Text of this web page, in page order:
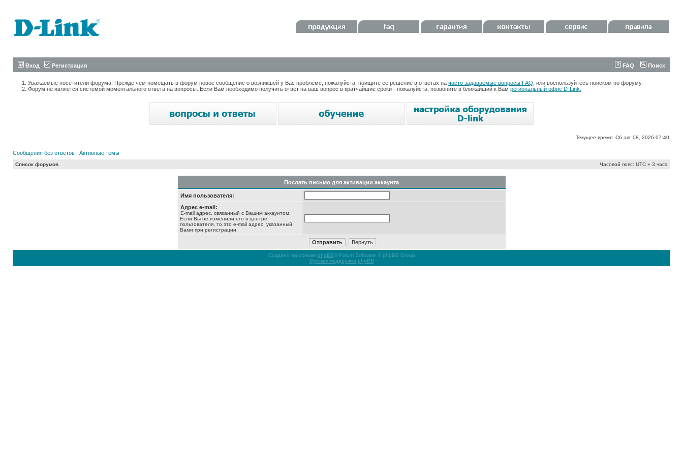
Вход Регистрация FAQ Поиск
Уважаемые посетители форума! Прежде чем помещать в форум новое сообщение о возникшей у Вас проблеме, пожалуйста, поищите ее решение в ответах на часто задаваемые вопросы FAQ , или воспользуйтесь поиском по форуму.
Форум не является системой моментального ответа на вопросы. Если Вам необходимо получить ответ на ваш вопрос в кратчайшие сроки - пожалуйста, позвоните в ближайший к Вам региональный офис D-Link.
Текущее время: Сб авг 08, 2026 07:40
Сообщения без ответов | Активные темы
Список форумов Часовой пояс: UTC + 3 часа
Послать письмо для активации аккаунта
Имя пользователя:
Адрес e-mail:
E-mail адрес, связанный с Вашим аккаунтом.
Если Вы не изменили его в центре
пользователя, то это e-mail адрес, указанный
Вами при регистрации.
Создано на основе phpBB® Forum Software © phpBB Group
Русская поддержка phpBB